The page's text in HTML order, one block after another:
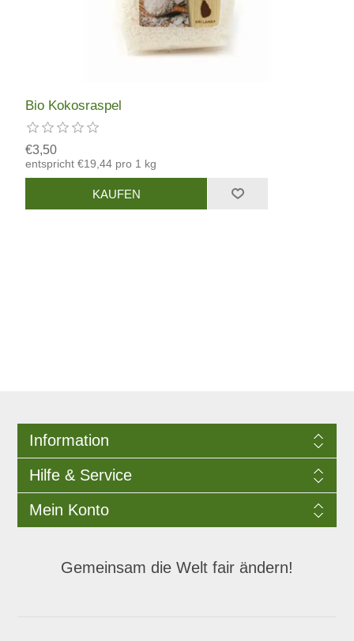
Bio Kokosraspel
€3,50
entspricht €19,44 pro 1 kg
Information
Hilfe & Service
Mein Konto
Gemeinsam die Welt fair ändern!